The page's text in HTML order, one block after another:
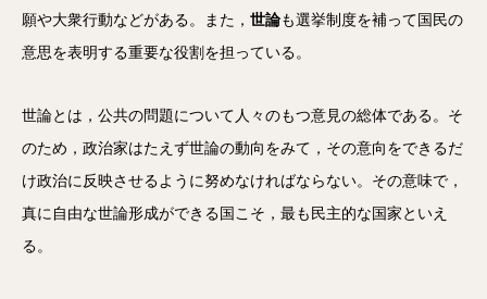
願や大衆行動などがある。また， 世論も選挙制度を補って国民の
意思を表明する重要な役割を担っている。
世論とは，公共の問題について人々のもつ意見の総体である。そ
のため，政治家はたえず世論の動向をみて，その意向をできるだ
け政治に反映させるように努めなければならない。その意味で，
真に自由な世論形成ができる国こそ，最も民主的な国家といえ
る。